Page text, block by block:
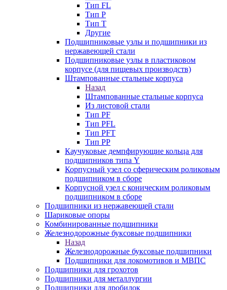
Тип FL
Тип P
Тип T
Другие
Подшипниковые узлы и подшипники из
нержавеющей стали
Подшипниковые узлы в пластиковом
корпусе (для пищевых производств)
Штампованные стальные корпуса
Назад
Штампованные стальные корпуса
Из листовой стали
Тип PF
Тип PFL
Тип PFT
Тип PP
Каучуковые демпфирующие кольца для
подшипников типа Y
Корпусный узел со сферическим роликовым
подшипником в сборе
Корпусной узел с коническим роликовым
подшипником в сборе
Подшипники из нержавеющей стали
Шариковые опоры
Комбинированные подшипники
Железнодорожные буксовые подшипники
Назад
Железнодорожные буксовые подшипники
Подшипники для локомотивов и МВПС
Подшипники для грохотов
Подшипники для металлургии
Подшипники для дробилок